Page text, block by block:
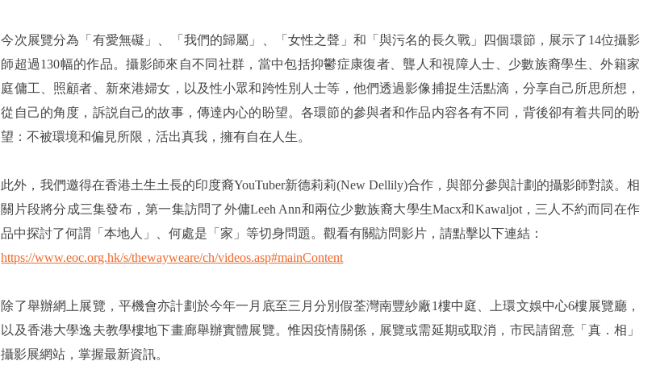
今次展覽分為「有愛無礙」、「我們的歸屬」、「女性之聲」和「與污名的長久戰」四個環節，展示了14位攝影
師超過130幅的作品。攝影師來自不同社群，當中包括抑鬱症康復者、聾人和視障人士、少數族裔學生、外籍家
庭傭工、照顧者、新來港婦女，以及性小眾和跨性別人士等，他們透過影像捕捉生活點滴，分享自己所思所想，
從自己的角度，訴説自己的故事，傳達内心的盼望。各環節的參與者和作品内容各有不同，背後卻有着共同的盼
望：不被環境和偏見所限，活出真我，擁有自在人生。
此外，我們邀得在香港土生土長的印度裔YouTuber新德莉莉(New Dellily)合作，與部分參與計劃的攝影師對談。相
關片段將分成三集發布，第一集訪問了外傭Leeh Ann和兩位少數族裔大學生Macx和Kawaljot，三人不約而同在作
品中探討了何謂「本地人」、何處是「家」等切身問題。觀看有關訪問影片，請點擊以下連結：
https://www.eoc.org.hk/s/thewayweare/ch/videos.asp#mainContent
除了舉辦網上展覽，平機會亦計劃於今年一月底至三月分別假荃灣南豐紗廠1樓中庭、上環文娛中心6樓展覽廳，
以及香港大學逸夫教學樓地下畫廊舉辦實體展覽。惟因疫情關係，展覽或需延期或取消，市民請留意「真．相」
攝影展網站，掌握最新資訊。